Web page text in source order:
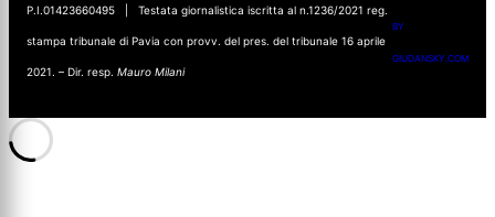
P.I.01423660495 | Testata giornalistica iscritta al n.1236/2021 reg.
stampa tribunale di Pavia con provv. del pres. del tribunale 16 aprile
2021. – Dir. resp. Mauro Milani
BY
GIUDANSKY.COM